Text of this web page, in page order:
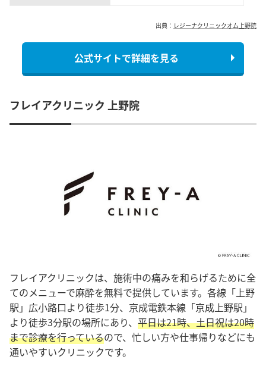
出典： レジーナクリニックオム上野院
公式サイトで詳細を見る
フレイアクリニック 上野院
フレイアクリニックは、施術中の痛みを和らげるために全
てのメニューで麻酔を無料で提供しています。各線「上野
駅」広小路口より徒歩1分、京成電鉄本線「京成上野駅」
より徒歩3分駅の場所にあり、 平日は21時、土日祝は20時
まで診療を行っているので、忙しい方や仕事帰りなどにも
通いやすいクリニックです。